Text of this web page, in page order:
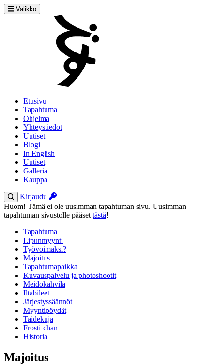
Valikko
Etusivu
Tapahtuma
Ohjelma
Yhteystiedot
Uutiset
Blogi
In English
Uutiset
Galleria
Kauppa
Kirjaudu
Huom! Tämä ei ole uusimman tapahtuman sivu. Uusimman
tapahtuman sivustolle pääset tästä!
Tapahtuma
Lipunmyynti
Työvoimaksi?
Majoitus
Tapahtumapaikka
Kuvauspalvelu ja photoshootit
Meidokahvila
Iltabileet
Järjestyssäännöt
Myyntipöydät
Taidekuja
Frosti-chan
Historia
Majoitus